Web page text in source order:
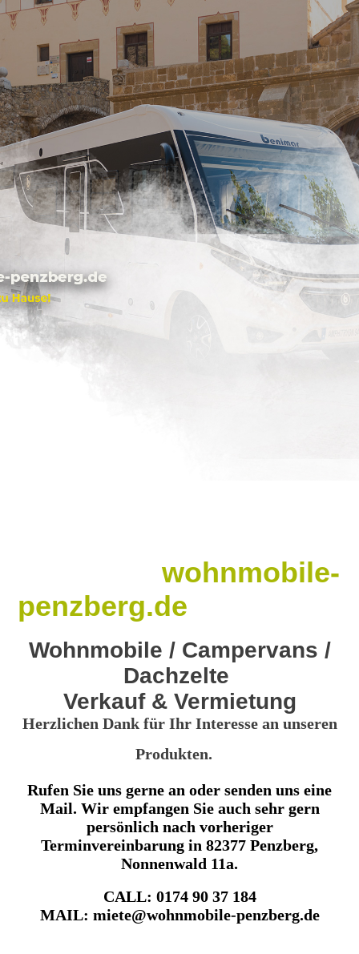
wohnmobile-
penzberg.de
Wohnmobile / Campervans /
Dachzelte
Verkauf & Vermietung
Herzlichen Dank für Ihr Interesse an unseren
Produkten.
Rufen Sie uns gerne an oder senden uns eine
Mail. Wir empfangen Sie auch sehr gern
persönlich nach vorheriger
Terminvereinbarung in 82377 Penzberg,
Nonnenwald 11a.
CALL: 0174 90 37 184
MAIL: miete@wohnmobile-penzberg.de